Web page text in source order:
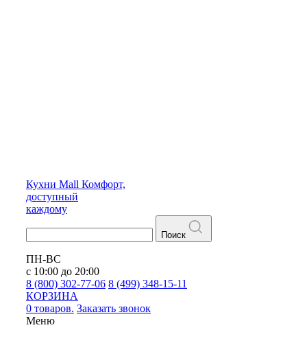
Кухни Mall Комфорт,
доступный
каждому
Поиск
ПН-ВС
с 10:00 до 20:00
8 (800) 302-77-06 8 (499) 348-15-11
КОРЗИНА
0 товаров. Заказать звонок
Меню